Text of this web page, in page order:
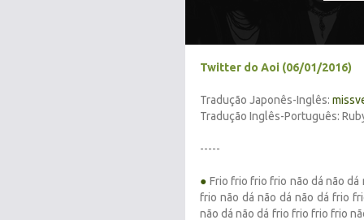
Twitter do Aoi (06/01/2016)
Tradução Japonês-Inglês:
Tradução Inglês-Português:
-----
● Frio frio frio frio não dá não
frio não dá não dá não dá frio
não dá não dá frio frio frio frio